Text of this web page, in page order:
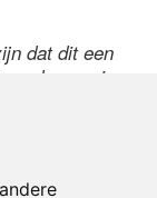
dat dit een
over in